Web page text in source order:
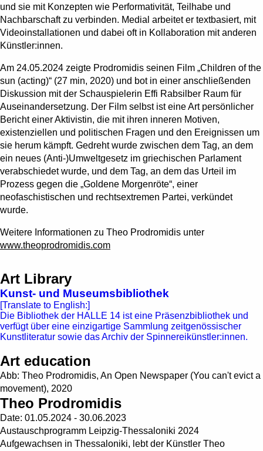
und sie mit Konzepten wie Performativität, Teilhabe und
Nachbarschaft zu verbinden. Medial arbeitet er textbasiert, mit
Videoinstallationen und dabei oft in Kollaboration mit anderen
Künstler:innen.
Am 24.05.2024 zeigte Prodromidis seinen Film „Children of the
sun (acting)“ (27 min, 2020) und bot in einer anschließenden
Diskussion mit der Schauspielerin Effi Rabsilber Raum für
Auseinandersetzung. Der Film selbst ist eine Art persönlicher
Bericht einer Aktivistin, die mit ihren inneren Motiven,
existenziellen und politischen Fragen und den Ereignissen um
sie herum kämpft. Gedreht wurde zwischen dem Tag, an dem
ein neues (Anti-)Umweltgesetz im griechischen Parlament
verabschiedet wurde, und dem Tag, an dem das Urteil im
Prozess gegen die „Goldene Morgenröte“, einer
neofaschistischen und rechtsextremen Partei, verkündet
wurde.
Weitere Informationen zu Theo Prodromidis unter
www.theoprodromidis.com
Art Library
Kunst- und Museumsbibliothek
[Translate to English:]
Die Bibliothek der HALLE 14 ist eine Präsenzbibliothek und
verfügt über eine einzigartige Sammlung zeitgenössischer
Kunstliteratur sowie das Archiv der Spinnereikünstler:innen.
Art education
Abb: Theo Prodromidis, An Open Newspaper (You can't evict a
movement), 2020
Theo Prodromidis
Date: 01.05.2024 - 30.06.2023
Austauschprogramm Leipzig-Thessaloniki 2024
Aufgewachsen in Thessaloniki, lebt der Künstler Theo